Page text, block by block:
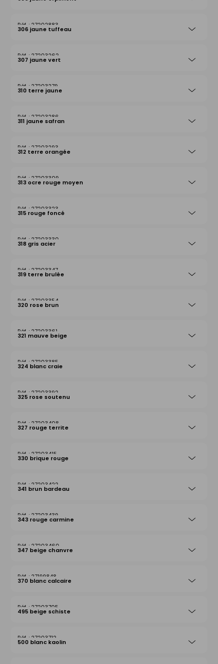
27202883
306 jaune tuffeau
27203262
307 jaune vert
27203279
310 terre jaune
27203286
311 jaune safran
27203293
312 terre orangée
27203309
313 ocre rouge moyen
27203323
315 rouge foncé
27203330
318 gris acier
27203347
319 terre brulée
27203354
320 rose brun
27203361
321 mauve beige
27203385
324 blanc craie
27203392
325 rose soutenu
27203408
327 rouge territe
27203415
330 brique rouge
27203422
341 brun bardeau
27203439
343 rouge carmine
27203460
347 beige chanvre
27199848
370 blanc calcaire
27203705
495 beige schiste
27203712
500 blanc kaolin